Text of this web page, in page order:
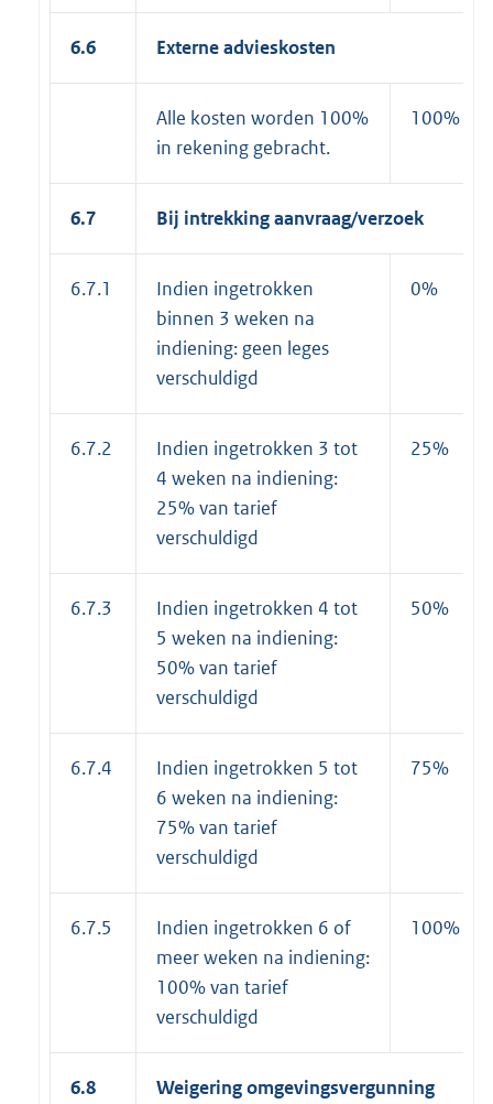
6.6 Externe advieskosten
Alle kosten worden 100%
in rekening gebracht.
100%
6.7 Bij intrekking aanvraag/verzoek
6.7.1
Indien ingetrokken
binnen 3 weken na
indiening: geen leges
verschuldigd
0%
6.7.2
Indien ingetrokken 3 tot
4 weken na indiening:
25% van tarief
verschuldigd
25%
6.7.3
Indien ingetrokken 4 tot
5 weken na indiening:
50% van tarief
verschuldigd
50%
6.7.4
Indien ingetrokken 5 tot
6 weken na indiening:
75% van tarief
verschuldigd
75%
6.7.5
Indien ingetrokken 6 of
meer weken na indiening:
100% van tarief
verschuldigd
100%
6.8 Weigering omgevingsvergunning